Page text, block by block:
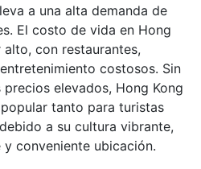
a una alta demanda de
El costo de vida en Hong
con restaurantes,
costosos. Sin
elevados, Hong Kong
tanto para turistas
a su cultura vibrante,
conveniente ubicación.